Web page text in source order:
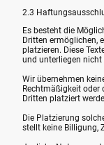
2.3
Es besteht die
Dritten ermöglichen,
platzieren. Diese
und unterliegen nicht
Wir übernehmen
Rechtmäßigkeit oder
Dritten platziert
Die Platzierung
stellt keine Billigung,